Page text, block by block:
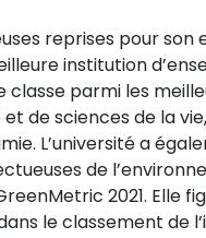
reprises pour
institution
classe parmi les
de sciences de la vie,
L’université a
de
2021. Elle
le classement de